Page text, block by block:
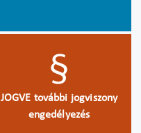
JOGVE további jogviszony
engedélyezés